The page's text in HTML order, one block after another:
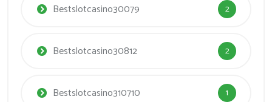
Bestslotcasino30079 2
Bestslotcasino30812 2
Bestslotcasino310710 1